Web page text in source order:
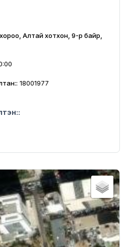
хороо, Алтай хотхон, 9-р байр,
18001977